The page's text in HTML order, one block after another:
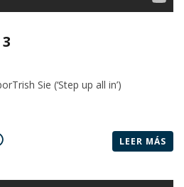
Sie (‘Step up all in’)
LEER MÁS